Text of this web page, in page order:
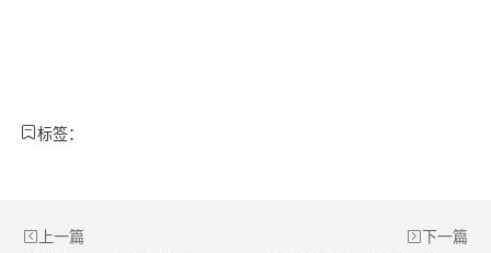
标签：
上一篇 下一篇